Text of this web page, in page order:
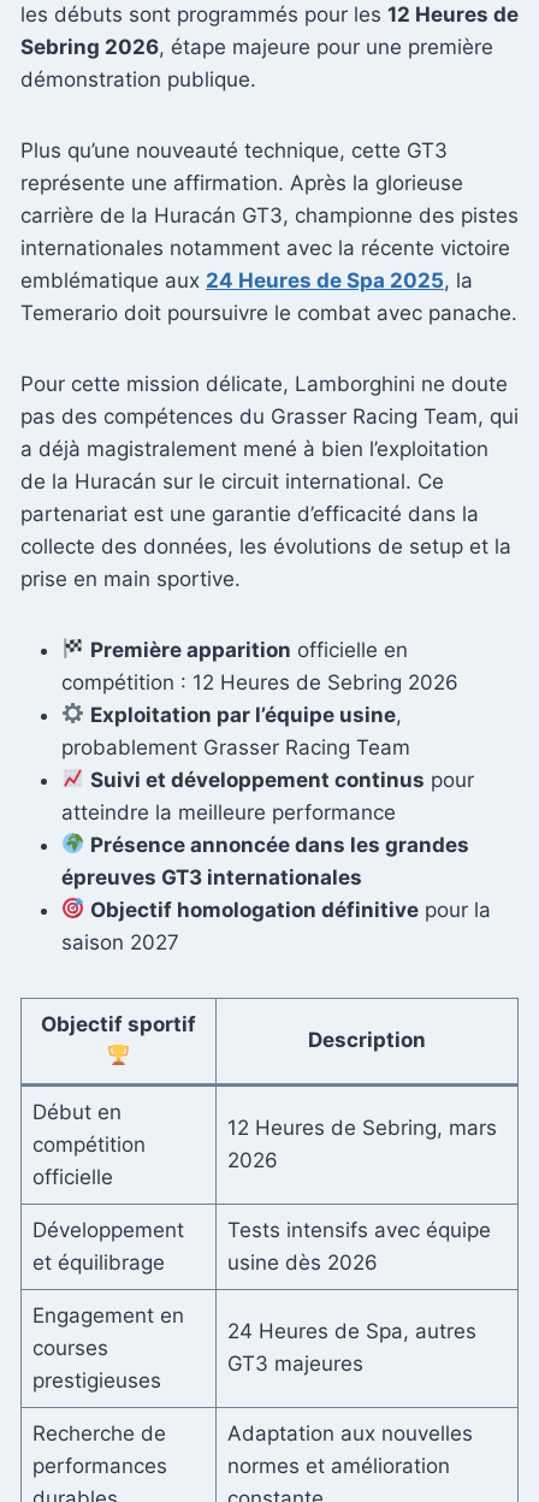
les débuts sont programmés pour les 12 Heures de
Sebring 2026, étape majeure pour une première
démonstration publique.
Plus qu’une nouveauté technique, cette GT3
représente une affirmation. Après la glorieuse
carrière de la Huracán GT3, championne des pistes
internationales notamment avec la récente victoire
emblématique aux 24 Heures de Spa 2025, la
Temerario doit poursuivre le combat avec panache.
Pour cette mission délicate, Lamborghini ne doute
pas des compétences du Grasser Racing Team, qui
a déjà magistralement mené à bien l’exploitation
de la Huracán sur le circuit international. Ce
partenariat est une garantie d’efficacité dans la
collecte des données, les évolutions de setup et la
prise en main sportive.
Première apparition officielle en
compétition : 12 Heures de Sebring 2026
Exploitation par l’équipe usine,
probablement Grasser Racing Team
Suivi et développement continus pour
atteindre la meilleure performance
Présence annoncée dans les grandes
épreuves GT3 internationales
Objectif homologation définitive pour la
saison 2027
Objectif sportif
Description
Début en
compétition
officielle
12 Heures de Sebring, mars
2026
Développement
et équilibrage
Tests intensifs avec équipe
usine dès 2026
Engagement en
courses
prestigieuses
24 Heures de Spa, autres
GT3 majeures
Recherche de
performances
Adaptation aux nouvelles
normes et amélioration